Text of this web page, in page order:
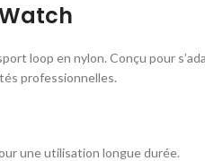
loop en nylon. Conçu pour
professionnelles.
une utilisation longue durée.